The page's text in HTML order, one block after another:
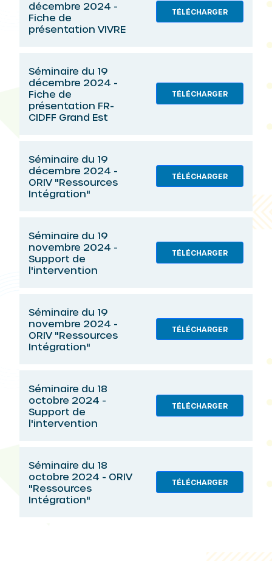
décembre 2024 -
Fiche de
présentation VIVRE
TÉLÉCHARGER
Séminaire du 19
décembre 2024 -
Fiche de
présentation FR-
CIDFF Grand Est
TÉLÉCHARGER
Séminaire du 19
décembre 2024 -
ORIV "Ressources
Intégration"
TÉLÉCHARGER
Séminaire du 19
novembre 2024 -
Support de
l'intervention
TÉLÉCHARGER
Séminaire du 19
novembre 2024 -
ORIV "Ressources
Intégration"
TÉLÉCHARGER
Séminaire du 18
octobre 2024 -
Support de
l'intervention
TÉLÉCHARGER
Séminaire du 18
octobre 2024 - ORIV
"Ressources
Intégration"
TÉLÉCHARGER